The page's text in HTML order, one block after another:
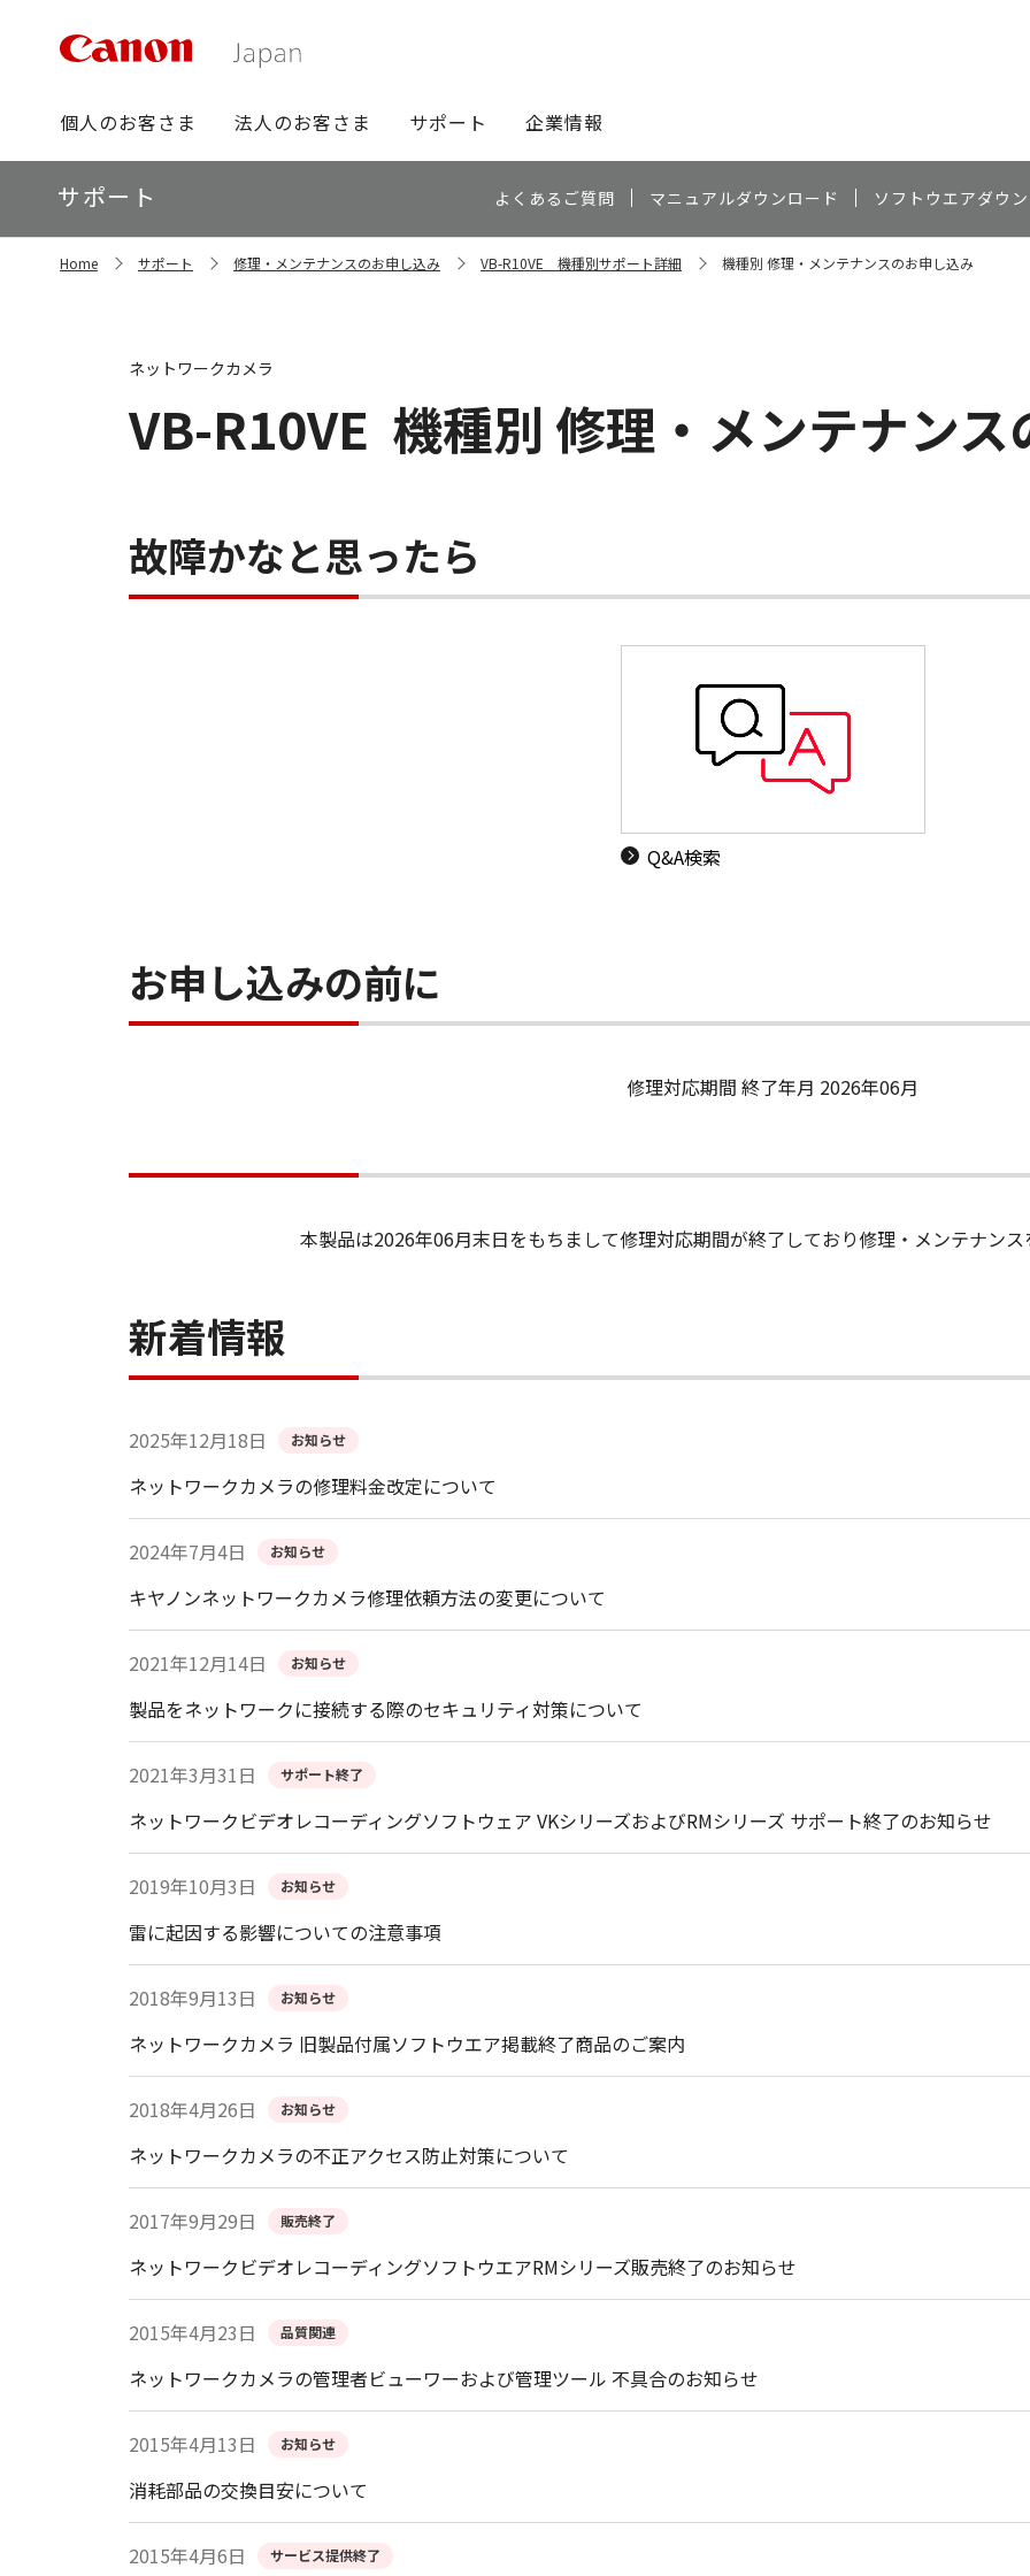
グ
ロ
ー
バ
ビ
個人のお客さま 法人のお客さま サポート 企業情報
ロ
ー
カ
ル
サポート よくあるご質問 マニュアルダウンロード ソフトウエアダウ
Home サポート 修理・メンテナンスのお申し込み VB-R10VE 機種別サポート詳細 機種別 修理・メンテナンスのお申し込み
VB-R10VE 機種別 修理・メンテナン
ネットワークカメラ
故障かなと思ったら
Q&A検索
お申し込みの前に
修理対応期間 終了年月 2026年06月
本製品は2026年06月末日をもちまして修理対応期間が終了しており修理・メンテナンス
新着情報
2025年12月18日 お知らせ
ネットワークカメラの修理料金改定について
2024年7月4日 お知らせ
キヤノンネットワークカメラ修理依頼方法の変更について
2021年12月14日 お知らせ
製品をネットワークに接続する際のセキュリティ対策について
2021年3月31日 サポート終了
ネットワークビデオレコーディングソフトウェア VKシリーズおよびRMシリーズ サポート終了のお知らせ
2019年10月3日 お知らせ
雷に起因する影響についての注意事項
2018年9月13日 お知らせ
ネットワークカメラ 旧製品付属ソフトウエア掲載終了商品のご案内
2018年4月26日 お知らせ
ネットワークカメラの不正アクセス防止対策について
2017年9月29日 販売終了
ネットワークビデオレコーディングソフトウエアRMシリーズ販売終了のお知らせ
2015年4月23日 品質関連
ネットワークカメラの管理者ビューワーおよび管理ツール 不具合のお知らせ
2015年4月13日 お知らせ
消耗部品の交換目安について
2015年4月6日 サービス提供終了